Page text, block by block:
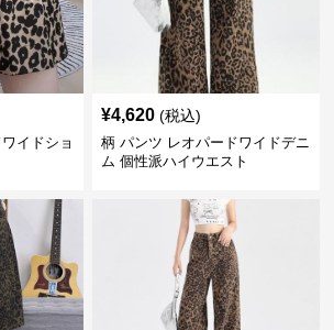
イドショ
¥4,620 (税込)
柄 パンツ レオパードワイドデニ
ム 個性派ハイウエスト